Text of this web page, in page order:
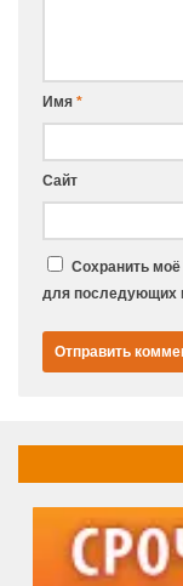
Имя *
Сайт
Сохранить моё
для последующих